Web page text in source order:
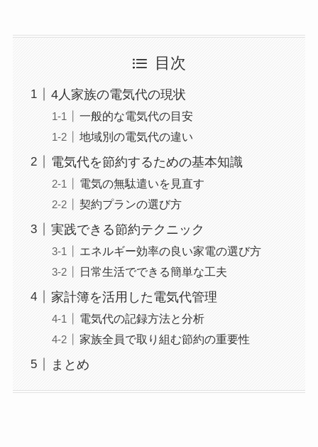
目次
4人家族の電気代の現状
一般的な電気代の目安
地域別の電気代の違い
電気代を節約するための基本知識
電気の無駄遣いを見直す
契約プランの選び方
実践できる節約テクニック
エネルギー効率の良い家電の選び方
日常生活でできる簡単な工夫
家計簿を活用した電気代管理
電気代の記録方法と分析
家族全員で取り組む節約の重要性
まとめ